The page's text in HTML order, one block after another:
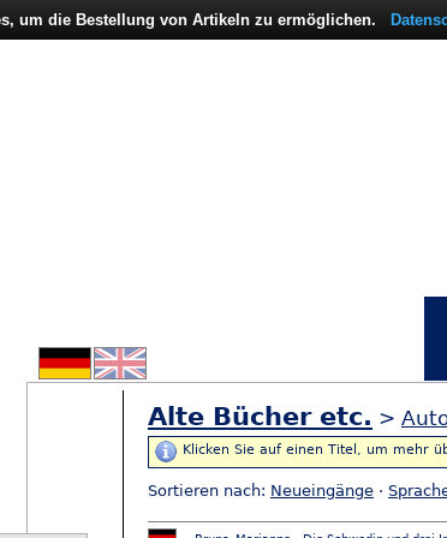
Alte Bücher etc. >
Klicken Sie auf einen Titel, um mehr
Sortieren nach: Neueingänge ·
um die Bestellung von Artikeln zu ermöglichen.